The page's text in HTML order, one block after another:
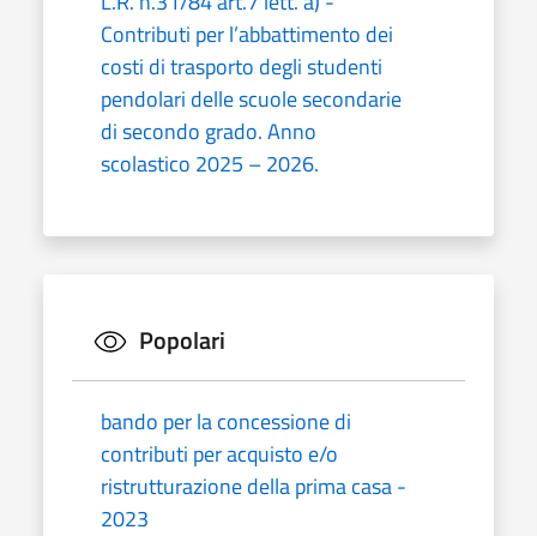
Contributi per l’abbattimento dei
costi di trasporto degli studenti
pendolari delle scuole secondarie
di secondo grado. Anno
scolastico 2025 – 2026.
Popolari
bando per la concessione di
contributi per acquisto e/o
ristrutturazione della prima casa -
2023